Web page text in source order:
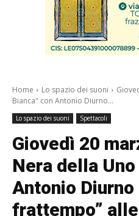
Home Lo spazio dei suoni
Bianca" con Antonio Diurno...
Lo spazio dei suoni Spettacoli
Giovedì 20
Nera della
Antonio Diurno
frattempo”